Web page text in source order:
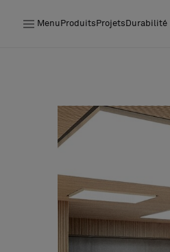
Menu Produits Projets Durabilité
Durabilité
Installation
Entretien